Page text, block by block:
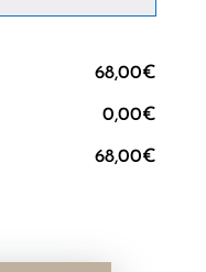
68,00€
0,00€
68,00€